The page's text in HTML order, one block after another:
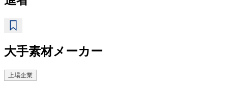
大手素材メーカー
上場企業